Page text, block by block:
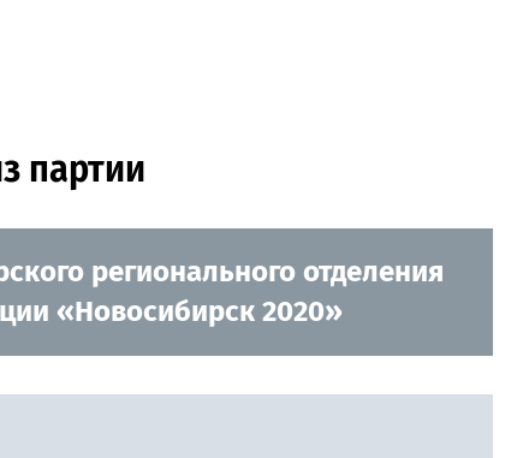
партии
регионального отделения
«Новосибирск 2020»